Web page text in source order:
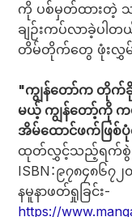
ကို ပစ်မှတ်ထားတဲ့ သ
ချဉ်းကပ်လာခဲ့ပါတ
တိမ်တိုက်တွေ ဖုံးလွှမ်
"ကျွန်တော်က တိုက်ခို
မယ့် ကျွန်တော့်ကို က
အိမ်ထောင်ဖက်ဖြစ်
ထုတ်လွှင့်သည့်ရက်စွဲ:
ISBN：၉၇၈၄၈၆၇၂
နမူနာဖတ်ရှုခြင်း-
https://